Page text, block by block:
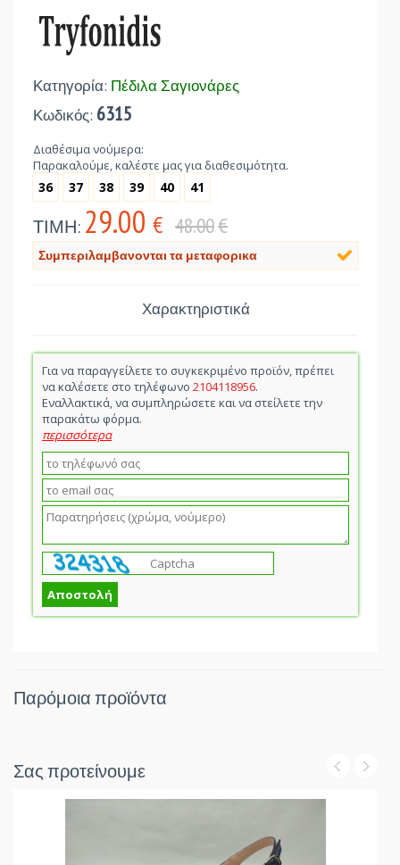
Κατηγορία: Πέδιλα Σαγιονάρες
Κωδικός: 6315
Διαθέσιμα νούμερα:
Παρακαλούμε, καλέστε μας για διαθεσιμότητα.
36 37 38 39 40 41
ΤΙΜΗ: 29.00 € 48.00€
Συμπεριλαμβανονται τα μεταφορικα
Χαρακτηριστικά
Για να παραγγείλετε το συγκεκριμένο προϊόν, πρέπει
να καλέσετε στο τηλέφωνο 2104118956.
Εναλλακτικά, να συμπληρώσετε και να στείλετε την
παρακάτω φόρμα.
περισσότερα
Παρόμοια προϊόντα
Σας προτείνουμε